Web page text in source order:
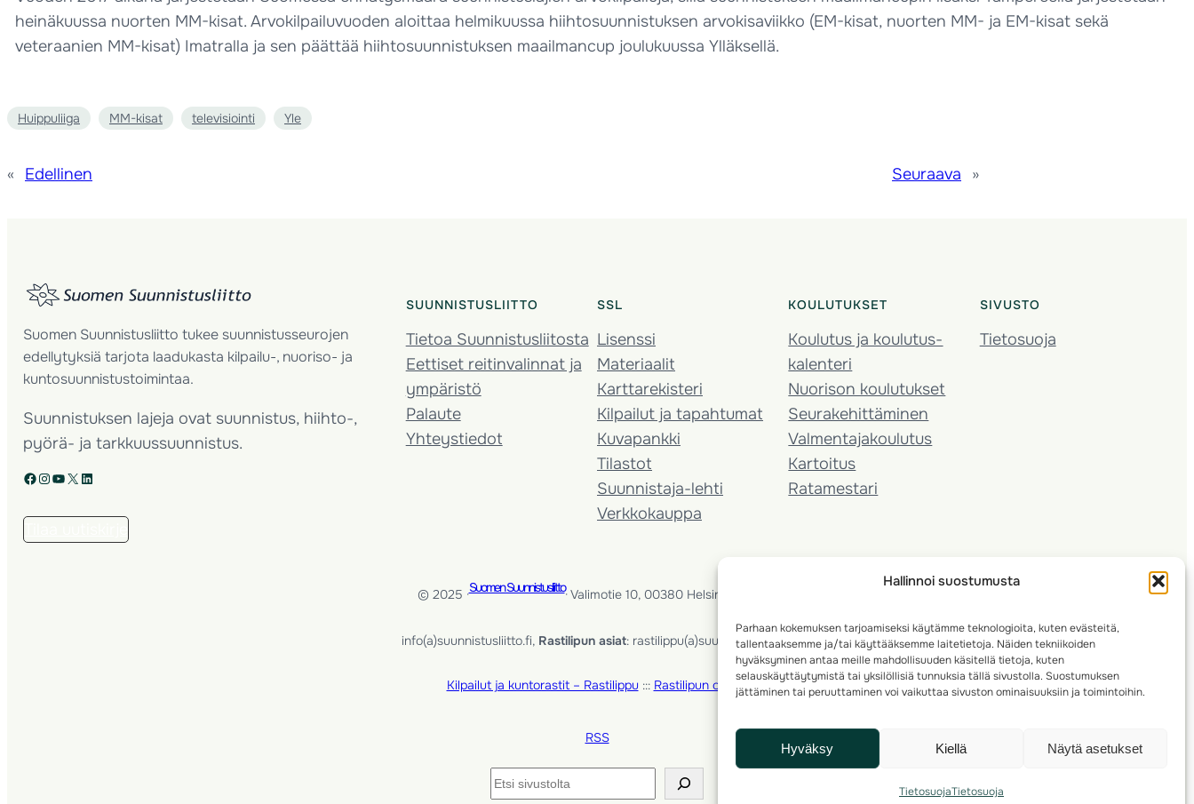
Hallinnoi suostumusta
Parhaan kokemuksen tarjoamiseksi käytämme teknologioita, kuten evästeitä,
tallentaaksemme ja/tai käyttääksemme laitetietoja. Näiden tekniikoiden
hyväksyminen antaa meille mahdollisuuden käsitellä tietoja, kuten
selauskäyttäytymistä tai yksilöllisiä tunnuksia tällä sivustolla. Suostumuksen
jättäminen tai peruuttaminen voi vaikuttaa sivuston ominaisuuksiin ja toimintoihin.
Hyväksy Kiellä Näytä asetukset
TietosuojaTietosuoja
heinäkuussa nuorten MM-kisat. Arvokilpailuvuoden aloittaa helmikuussa hiihtosuunnistuksen arvokisaviikko (EM-kisat, nuorten MM- ja EM-kisat sekä
veteraanien MM-kisat) Imatralla ja sen päättää hiihtosuunnistuksen maailmancup joulukuussa Ylläksellä.
Huippuliiga MM-kisat televisiointi Yle
« Edellinen Seuraava »
Suomen Suunnistusliitto tukee suunnistusseurojen
edellytyksiä tarjota laadukasta kilpailu-, nuoriso- ja
kuntosuunnistustoimintaa.
Suunnistuksen lajeja ovat suunnistus, hiihto-,
pyörä- ja tarkkuussuunnistus.
Facebook Instagram YouTube X LinkedIn
SUUNNISTUSLIITTO
Tietoa Suunnistusliitosta
Eettiset reitinvalinnat ja
ympäristö
Palaute
Yhteystiedot
SSL
Lisenssi
Materiaalit
Karttarekisteri
Kilpailut ja tapahtumat
Kuvapankki
Tilastot
Suunnistaja-lehti
Verkkokauppa
KOULUTUKSET
Koulutus ja koulutus­
kalenteri
Nuorison koulutukset
Seura­kehittäminen
Valmentaja­koulutus
Kartoitus
Ratamestari
SIVUSTO
Tietosuoja
© 2025 ·Suomen Suunnistusliitto· Valimotie 10, 00380 Helsinki, Finland
info(a)suunnistusliitto.fi, Rastilipun asiat: rastilippu(a)suunnistusliitto.fi
Kilpailut ja kuntorastit – Rastilippu::: Rastilipun ohjeet
RSS
Etsi